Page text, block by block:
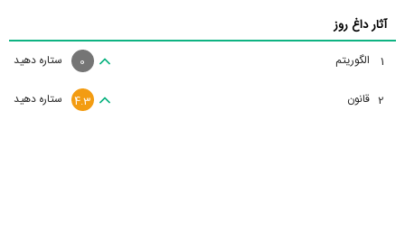
آثار داغ روز
1 الگوریتم ستاره دهید 0
2 قانون ستاره دهید 4.3